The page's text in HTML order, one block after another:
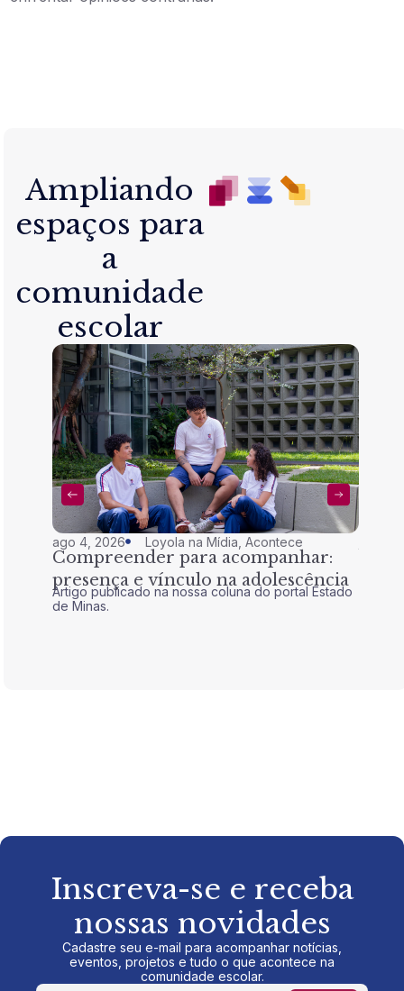
Ampliando
espaços para
a
comunidade
escolar
ago 4, 2026 Loyola na Mídia ,Acontece
Compreender para acompanhar:
presença e vínculo na adolescência
Artigo publicado na nossa coluna do portal Estado
de Minas.
Inscreva-se e receba
nossas novidades
Cadastre seu e-mail para acompanhar notícias,
eventos, projetos e tudo o que acontece na
comunidade escolar.